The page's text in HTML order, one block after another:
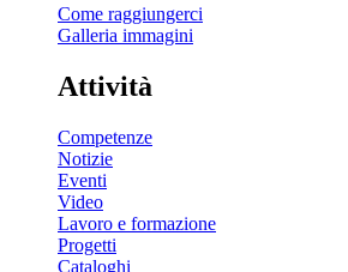
Come raggiungerci
Galleria immagini
Attività
Competenze
Notizie
Eventi
Video
Lavoro e formazione
Progetti
Cataloghi